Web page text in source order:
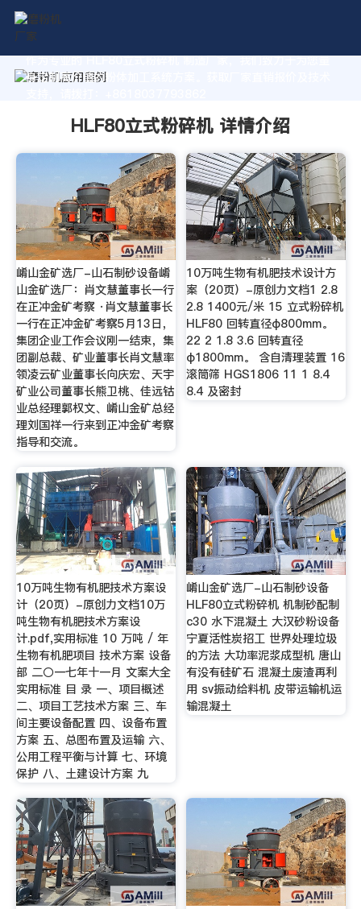
作为专业的 HLF80立式粉碎机 制造厂家，我们致力于为您量
身定制高价值的粉体加工系统方案。获取厂家直销报价及技术
HLF80立式粉碎机 详情介绍
崤山金矿选厂-山石制砂设备崤
山金矿选厂：肖文慧董事长一行
在正冲金矿考察 ·肖文慧董事长
一行在正冲金矿考察5月13日，
集团企业工作会议刚一结束，集
团副总裁、矿业董事长肖文慧率
领凌云矿业董事长向庆宏、天宇
矿业公司董事长熊卫桃、佳远钴
业总经理郭权文、崤山金矿总经
理刘国祥一行来到正冲金矿考察
指导和交流。
10万吨生物有机肥技术设计方
案（20页）-原创力文档1 2.8
2.8 1400元/米 15 立式粉碎机
HLF80 回转直径φ800mm。
22 2 1.8 3.6 回转直径
φ1800mm。 含自清理装置 16
滚筒筛 HGS1806 11 1 8.4
8.4 及密封
10万吨生物有机肥技术方案设
计（20页）-原创力文档10万
吨生物有机肥技术方案设
计.pdf,实用标准 10 万吨 / 年
生物有机肥项目 技术方案 设备
部 二〇一七年十一月 文案大全
实用标准 目 录 一、项目概述
二、项目工艺技术方案 三、车
间主要设备配置 四、设备布置
方案 五、总图布置及运输 六、
公用工程平衡与计算 七、环境
保护 八、土建设计方案 九
崤山金矿选厂-山石制砂设备
HLF80立式粉碎机 机制砂配制
c30 水下混凝土 大汉砂粉设备
宁夏活性炭招工 世界处理垃圾
的方法 大功率泥浆成型机 唐山
有没有硅矿石 混凝土废渣再利
用 sv振动给料机 皮带运输机运
输混凝土